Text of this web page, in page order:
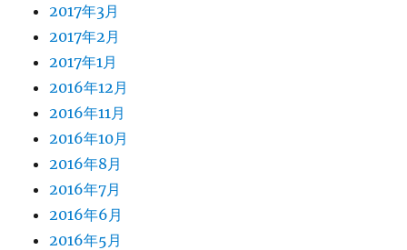
2017年3月
2017年2月
2017年1月
2016年12月
2016年11月
2016年10月
2016年8月
2016年7月
2016年6月
2016年5月